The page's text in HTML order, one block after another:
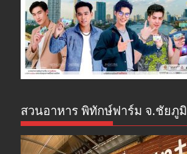
สวนอาหาร พิทักษ์ฟาร์ม จ.ชัยภูมิ